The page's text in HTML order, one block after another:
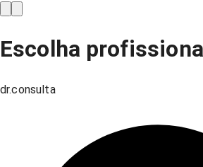
Escolha
dr.consulta